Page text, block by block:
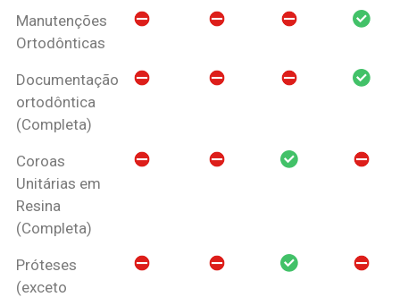
Manutenções
Ortodônticas
Documentação
ortodôntica
(Completa)
Coroas
Unitárias em
Resina
(Completa)
Próteses
(exceto